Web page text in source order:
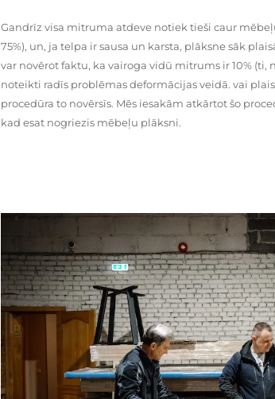
Gandrīz visa mitruma atdeve notiek tieši caur
75%), un, ja telpa ir sausa un karsta, plāksne sāk
var novērot faktu, ka vairoga vidū mitrums ir 10% (ti,
noteikti radīs problēmas deformācijas veidā. vai
procedūra to novērsīs. Mēs iesakām atkārtot šo
kad esat nogriezis mēbeļu plāksni.